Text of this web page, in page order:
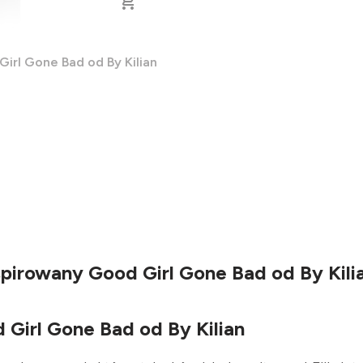
Gone Bad od By Kilian
Good Girl Gone Bad od By
Gone Bad od By Kilian